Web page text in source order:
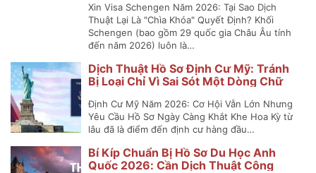
Xin Visa Schengen Năm 2026: Tại Sao Dịch
Thuật Lại Là "Chìa Khóa" Quyết Định? Khối
Schengen (bao gồm 29 quốc gia Châu Âu tính
đến năm 2026) luôn là…
Dịch Thuật Hồ Sơ Định Cư Mỹ: Tránh
Bị Loại Chỉ Vì Sai Sót Một Dòng Chữ
Định Cư Mỹ Năm 2026: Cơ Hội Vẫn Lớn Nhưng
Yêu Cầu Hồ Sơ Ngày Càng Khắt Khe Hoa Kỳ từ
lâu đã là điểm đến định cư hàng đầu…
Bí Kíp Chuẩn Bị Hồ Sơ Du Học Anh
Quốc 2026: Cần Dịch Thuật Công